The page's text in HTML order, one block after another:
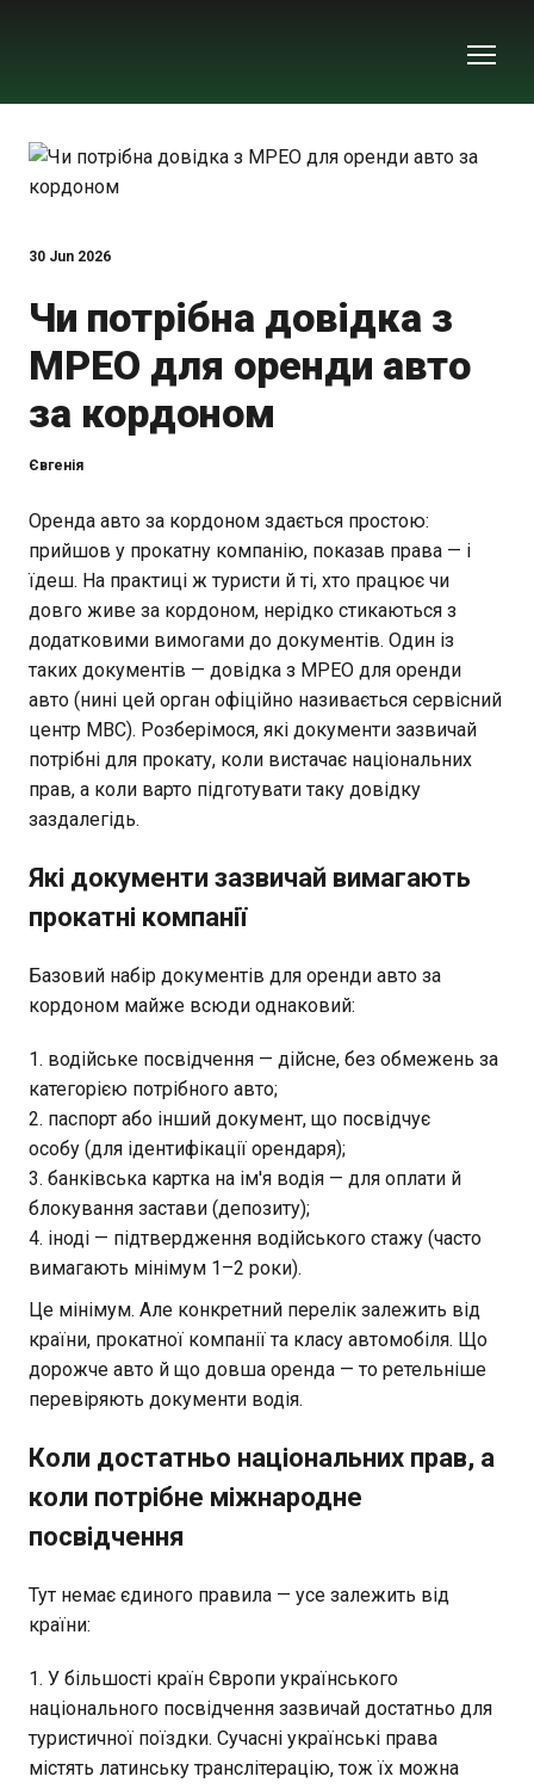
30 Jun 2026
Чи потрібна довідка з
МРЕО для оренди авто
за кордоном
Євгенія
Оренда авто за кордоном здається простою:
прийшов у прокатну компанію, показав права — і
їдеш. На практиці ж туристи й ті, хто працює чи
довго живе за кордоном, нерідко стикаються з
додатковими вимогами до документів. Один із
таких документів — довідка з МРЕО для оренди
авто (нині цей орган офіційно називається сервісний
центр МВС). Розберімося, які документи зазвичай
потрібні для прокату, коли вистачає національних
прав, а коли варто підготувати таку довідку
заздалегідь.
Які документи зазвичай вимагають
прокатні компанії
Базовий набір документів для оренди авто за
кордоном майже всюди однаковий:
водійське посвідчення — дійсне, без обмежень за
категорією потрібного авто;
паспорт або інший документ, що посвідчує
особу (для ідентифікації орендаря);
банківська картка на ім'я водія — для оплати й
блокування застави (депозиту);
іноді — підтвердження водійського стажу (часто
вимагають мінімум 1–2 роки).
Це мінімум. Але конкретний перелік залежить від
країни, прокатної компанії та класу автомобіля. Що
дорожче авто й що довша оренда — то ретельніше
перевіряють документи водія.
Коли достатньо національних прав, а
коли потрібне міжнародне
посвідчення
Тут немає єдиного правила — усе залежить від
країни:
У більшості країн Європи українського
національного посвідчення зазвичай достатньо для
туристичної поїздки. Сучасні українські права
містять латинську транслітерацію, тож їх можна